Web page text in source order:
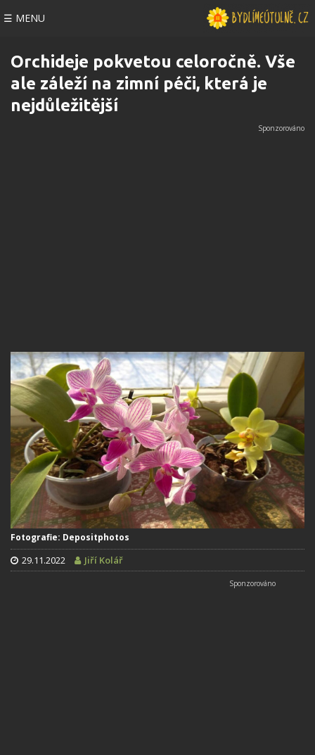
☰ MENU
Orchideje pokvetou celoročně. Vše
ale záleží na zimní péči, která je
nejdůležitější
Fotografie: Depositphotos
29.11.2022 Jiří Kolář